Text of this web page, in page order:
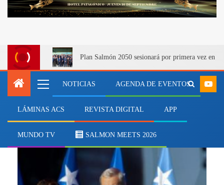
Plan Salmón 2050 sesionará por primera vez en
NOTICIAS AGENDA DE EVENTOS
LÁMINAS ACS REVISTA DIGITAL APP
MUNDO TV SALMON MEETS 2026
sur de Chile